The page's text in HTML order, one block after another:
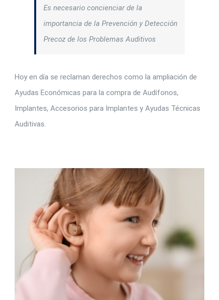
Es necesario concienciar de la
importancia de la Prevención y Detección
Precoz de los Problemas Auditivos
Hoy en día se reclaman derechos como la ampliación de
Ayudas Económicas para la compra de Audífonos,
Implantes, Accesorios para Implantes y Ayudas Técnicas
Auditivas.